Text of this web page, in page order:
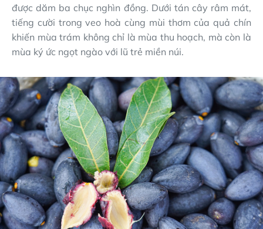
được dăm ba chục nghìn đồng. Dưới tán cây râm mát,
tiếng cười trong veo hoà cùng mùi thơm của quả chín
khiến mùa trám không chỉ là mùa thu hoạch, mà còn là
mùa ký ức ngọt ngào với lũ trẻ miền núi.